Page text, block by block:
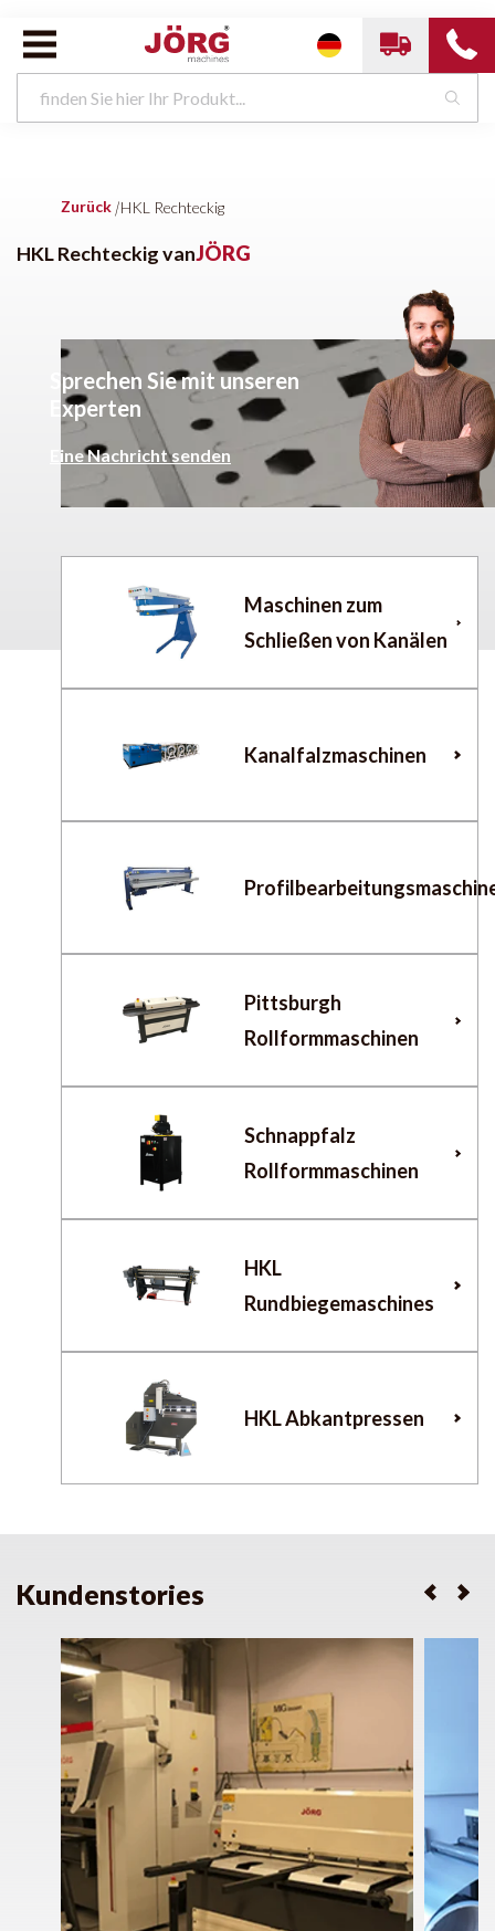
Zurück |HKL Rechteckig
HKL Rechteckig vanJÖRG
Sprechen Sie mit unseren
Experten
Eine Nachricht senden
Maschinen zum
Schließen von Kanälen
Kanalfalzmaschinen
Pittsburgh
Rollformmaschinen
Schnappfalz
Rollformmaschinen
HKL
Rundbiegemaschines
HKL Abkantpressen
Kundenstories